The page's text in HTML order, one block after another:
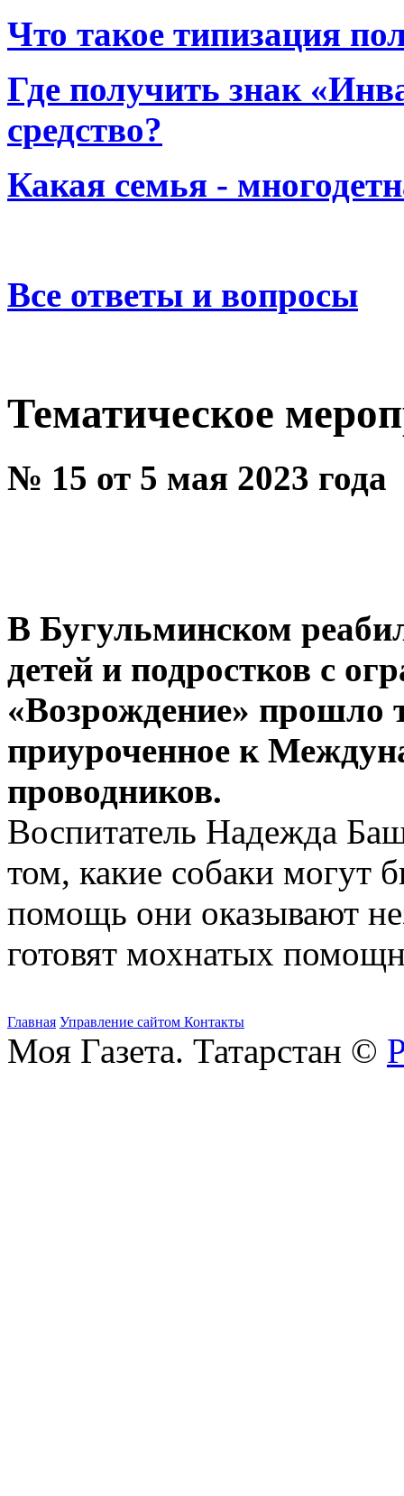
Что такое типизация
Где получить знак
средство?
Какая семья -
Все ответы и вопросы
Тематическое
№ 15 от 5 мая 2023 года
В Бугульминском
детей и подростков с
«Возрождение» прошло
приуроченное к
проводников.
Воспитатель Надежда
том, какие собаки могут
помощь они оказывают
готовят мохнатых
Главная Управление сайтом Контакты
Моя Газета. Татарстан ©